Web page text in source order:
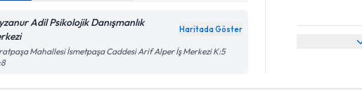
Adil Psikolojik Danışmanlık
Haritada Göster
Mahallesi İsmetpaşa Caddesi Arif Alper İş Merkezi K:5